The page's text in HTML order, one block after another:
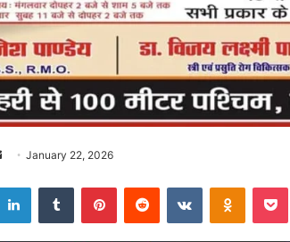
Send
email
January 22, 2026
LinkedInTumblr PinterestReddit VKontakte